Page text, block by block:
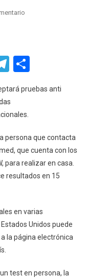
En
Pruebas
AntiCOVID-
Casa
Telegram
pruebas anti
persona que contacta
que cuenta con los
para realizar en casa.
resultados en 15
en varias
Unidos puede
la página electrónica
test en persona, la